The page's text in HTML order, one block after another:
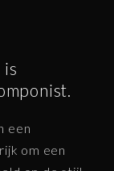
is
een
om een